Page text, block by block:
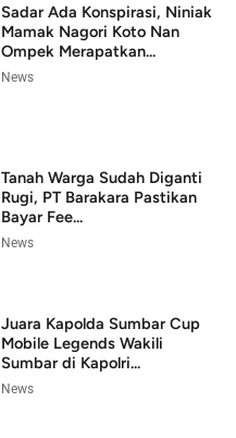
Sadar Ada Konspirasi, Niniak
Mamak Nagori Koto Nan
Ompek Merapatkan...
News
Tanah Warga Sudah Diganti
Rugi, PT Barakara Pastikan
Bayar Fee...
News
Juara Kapolda Sumbar Cup
Mobile Legends Wakili
Sumbar di Kapolri...
News